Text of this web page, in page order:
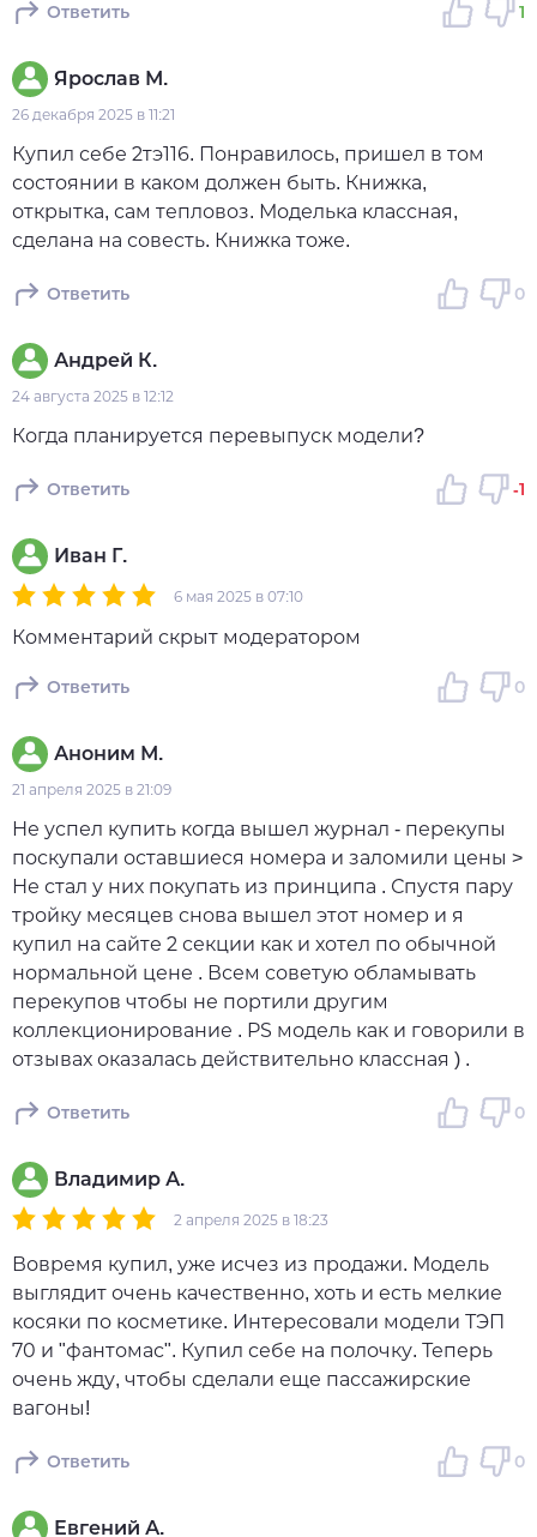
Ответить 1
Ярослав М.
26 декабря 2025 в 11:21
Купил себе 2тэ116. Понравилось, пришел в том
состоянии в каком должен быть. Книжка,
открытка, сам тепловоз. Моделька классная,
сделана на совесть. Книжка тоже.
Ответить 0
Андрей К.
24 августа 2025 в 12:12
Когда планируется перевыпуск модели?
Ответить -1
Иван Г.
6 мая 2025 в 07:10
Комментарий скрыт модератором
Ответить 0
Аноним М.
21 апреля 2025 в 21:09
Не успел купить когда вышел журнал - перекупы
поскупали оставшиеся номера и заломили цены >
Не стал у них покупать из принципа . Спустя пару
тройку месяцев снова вышел этот номер и я
купил на сайте 2 секции как и хотел по обычной
нормальной цене . Всем советую обламывать
перекупов чтобы не портили другим
коллекционирование . PS модель как и говорили в
отзывах оказалась действительно классная ) .
Ответить 0
Владимир А.
2 апреля 2025 в 18:23
Вовремя купил, уже исчез из продажи. Модель
выглядит очень качественно, хоть и есть мелкие
косяки по косметике. Интересовали модели ТЭП
70 и "фантомас". Купил себе на полочку. Теперь
очень жду, чтобы сделали еще пассажирские
вагоны!
Ответить 0
Евгений А.